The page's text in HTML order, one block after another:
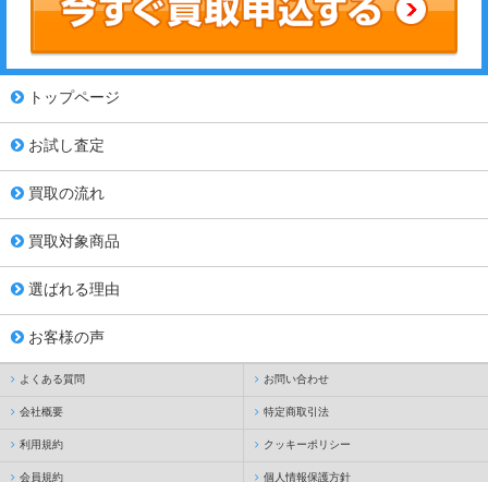
トップページ
お試し査定
買取の流れ
買取対象商品
選ばれる理由
お客様の声
よくある質問 お問い合わせ
会社概要 特定商取引法
利用規約 クッキーポリシー
会員規約 個人情報保護方針